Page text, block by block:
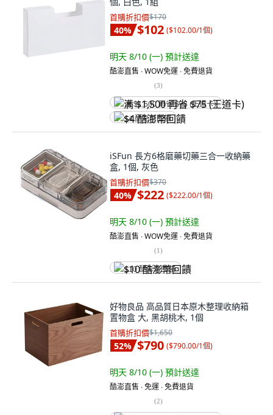
首購折扣價$170
40% $102 ($102.00/1個)
明天 8/10 (一) 預計送達
酷澎直售 ∙ WOW免運 ∙ 免費退貨
(3)
满 $1,500 再省 $75 (王道卡)
$4 酷澎幣回饋
iSFun 長方6格磨藥切藥三合一收納藥
盒, 1個, 灰色
首購折扣價$370
40% $222 ($222.00/1個)
明天 8/10 (一) 預計送達
酷澎直售 ∙ WOW免運 ∙ 免費退貨
(1)
$10 酷澎幣回饋
好物良品 高品質日本原木整理收納箱
置物盒 大, 黑胡桃木, 1個
首購折扣價$1,650
52% $790 ($790.00/1個)
明天 8/10 (一) 預計送達
酷澎直售 ∙ 免運 ∙ 免費退貨
(2)